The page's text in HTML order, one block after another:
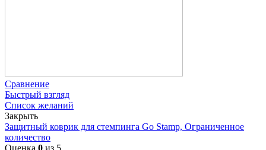
Сравнение
Быстрый взгляд
Список желаний
Закрыть
Защитный коврик для стемпинга Go Stamp, Ограниченное
количество
Оценка 0 из 5